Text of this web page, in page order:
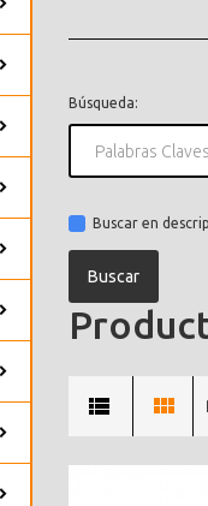
Búsqueda:
Buscar en